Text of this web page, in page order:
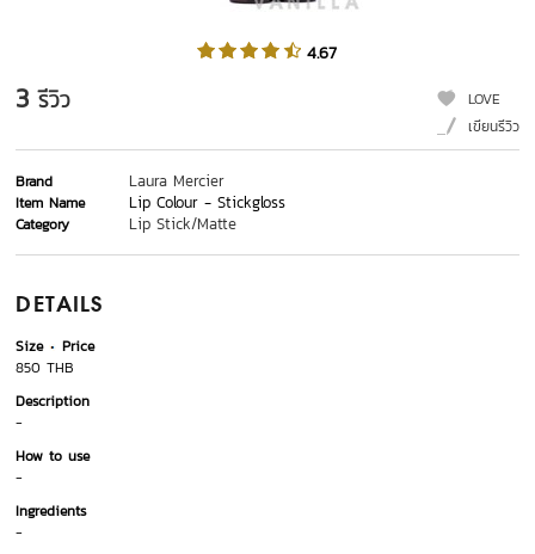
4.67
3 รีวิว
LOVE
เขียนรีวิว
Brand Laura Mercier
Item Name Lip Colour - Stickgloss
Category Lip Stick/Matte
DETAILS
Size
Price
850 THB
Description
-
How to use
-
Ingredients
-